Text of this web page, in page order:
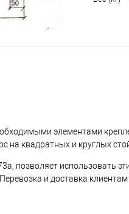
элементами
на квадратных и круглых
позволяет использовать
и доставка